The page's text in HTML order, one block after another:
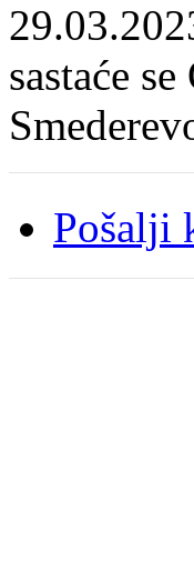
sastaće
Pošalji